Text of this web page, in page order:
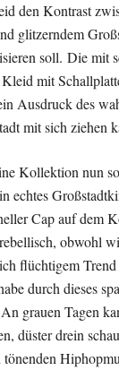
den Kontrast
glitzerndem
soll. Die mit
mit
Ausdruck des
mit sich ziehen
Kollektion nun
echtes
Cap auf dem
obwohl
flüchtigem
durch dieses
grauen Tagen
düster drein
tönenden